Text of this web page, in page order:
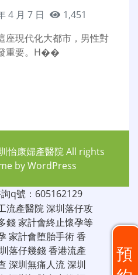
4 月 7 日
1,451
座現代化大都市，男性對
重要。H��
預
怡康婦產醫院All rights
byWordPress
q號：605162129
流產醫院深圳落仔攻
錢家計會終止懷孕等
家計會堕胎手術香
落仔幾錢香港流產
深圳無痛人流深圳